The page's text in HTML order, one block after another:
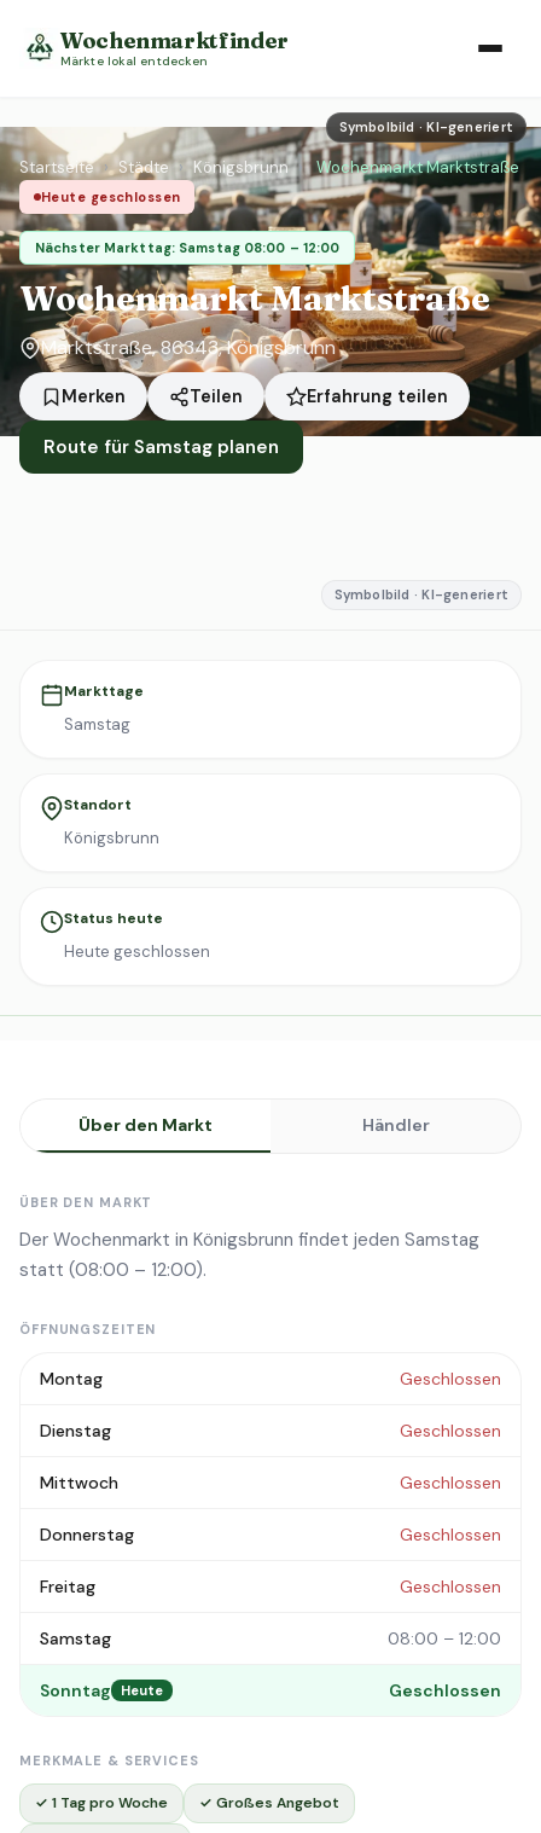
Wochenmarktfinder
Märkte lokal entdecken
Symbolbild · KI-generiert
Startseite › Städte › Königsbrunn Wochenmarkt Marktstraße
Heute geschlossen
Nächster Markttag: Samstag 08:00 – 12:00
Wochenmarkt Marktstraße
Marktstraße, 86343, Königsbrunn
Merken Teilen Erfahrung teilen
Route für Samstag planen
Symbolbild · KI-generiert
Markttage
Samstag
Standort
Königsbrunn
Status heute
Heute geschlossen
Über den Markt Händler
ÜBER DEN MARKT
Der Wochenmarkt in Königsbrunn findet jeden Samstag
statt (08:00 – 12:00).
ÖFFNUNGSZEITEN
Montag Geschlossen
Dienstag Geschlossen
Mittwoch Geschlossen
Donnerstag Geschlossen
Freitag Geschlossen
Samstag 08:00 – 12:00
Sonntag Heute Geschlossen
MERKMALE & SERVICES
✓ 1 Tag pro Woche ✓ Großes Angebot